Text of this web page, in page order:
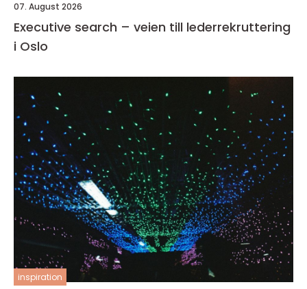
07. August 2026
Executive search – veien till lederrekruttering
i Oslo
inspiration